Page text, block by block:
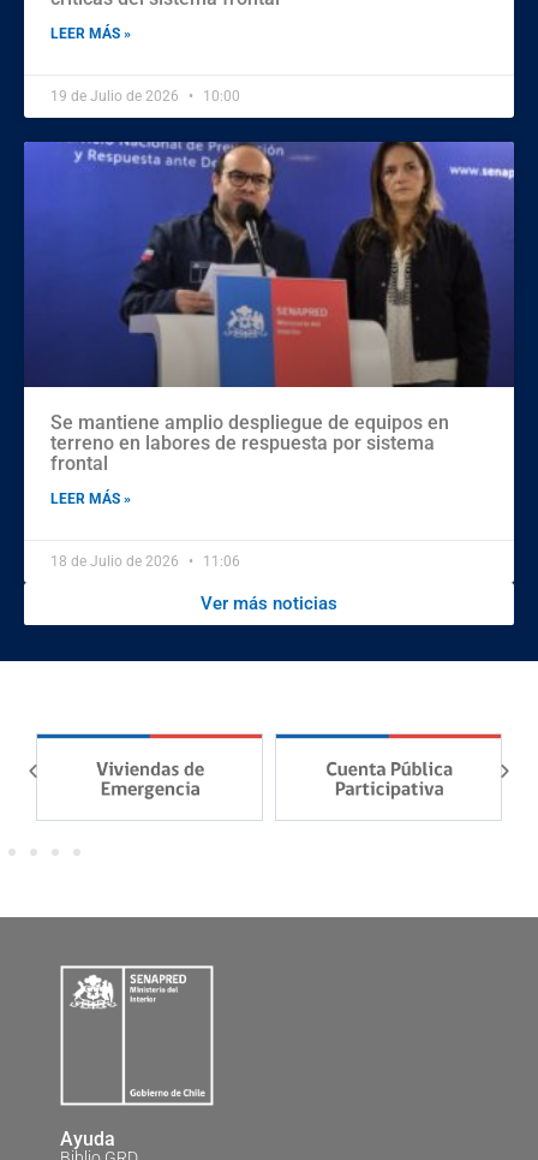
LEER MÁS »
19 de Julio de 2026 10:00
Se mantiene amplio despliegue de equipos en
terreno en labores de respuesta por sistema
frontal
LEER MÁS »
18 de Julio de 2026 11:06
Ver más noticias
Ayuda